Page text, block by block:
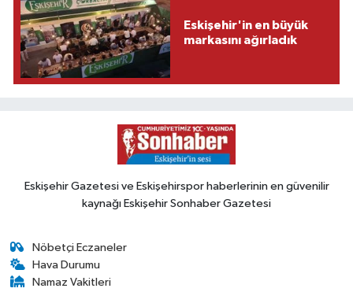
Eskişehir'in en büyük
markasını ağırladık
Eskişehir Gazetesi ve Eskişehirspor haberlerinin en güvenilir
kaynağı Eskişehir Sonhaber Gazetesi
Nöbetçi Eczaneler
Hava Durumu
Namaz Vakitleri